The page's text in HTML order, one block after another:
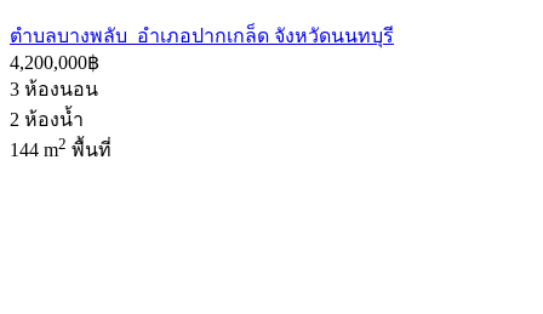
ตำบลบางพลับ อำเภอปากเกล็ด จังหวัดนนทบุรี
4,200,000฿
3 ห้องนอน
2 ห้องน้ำ
144 m2 พื้นที่